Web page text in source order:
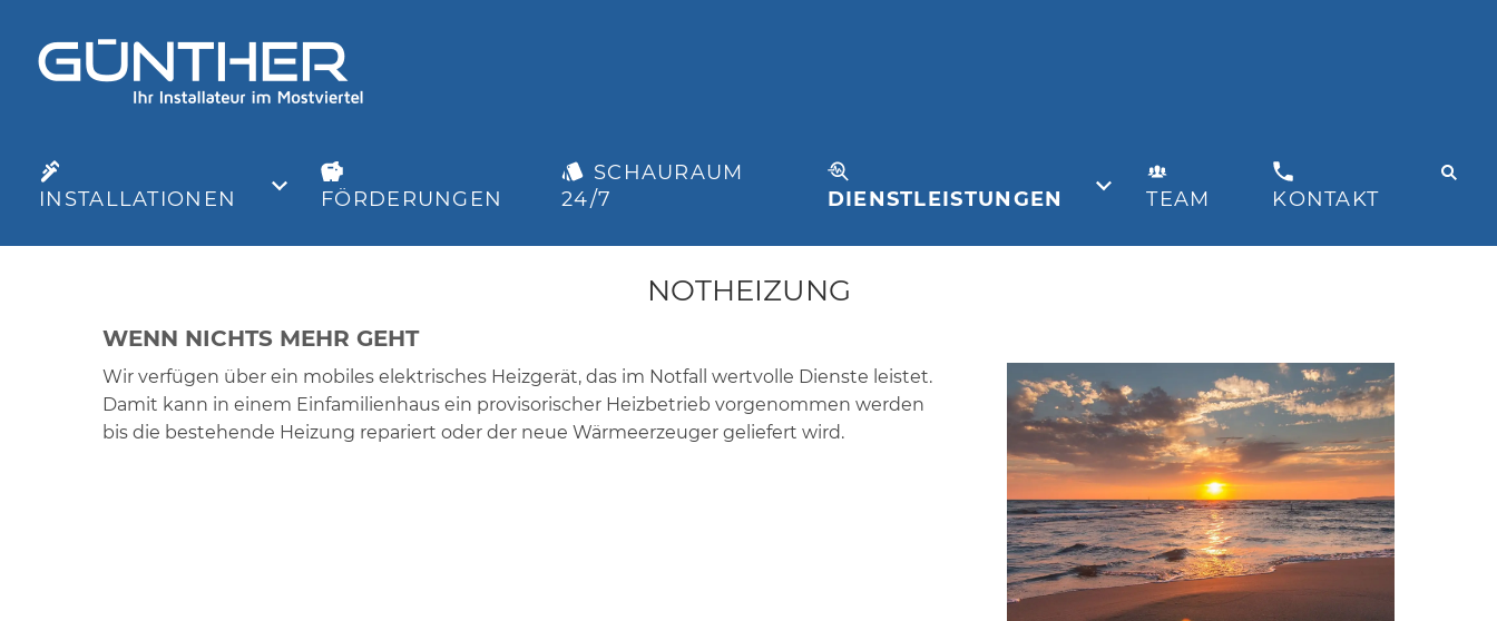
INSTALLATIONEN FÖRDERUNGEN
SCHAURAUM
24/7
DIENSTLEISTUNGEN TEAM KONTAKT
NOTHEIZUNG
WENN NICHTS MEHR GEHT
Wir verfügen über ein mobiles elektrisches Heizgerät, das im Notfall wertvolle Dienste leistet.
Damit kann in einem Einfamilienhaus ein provisorischer Heizbetrieb vorgenommen werden
bis die bestehende Heizung repariert oder der neue Wärmeerzeuger geliefert wird.